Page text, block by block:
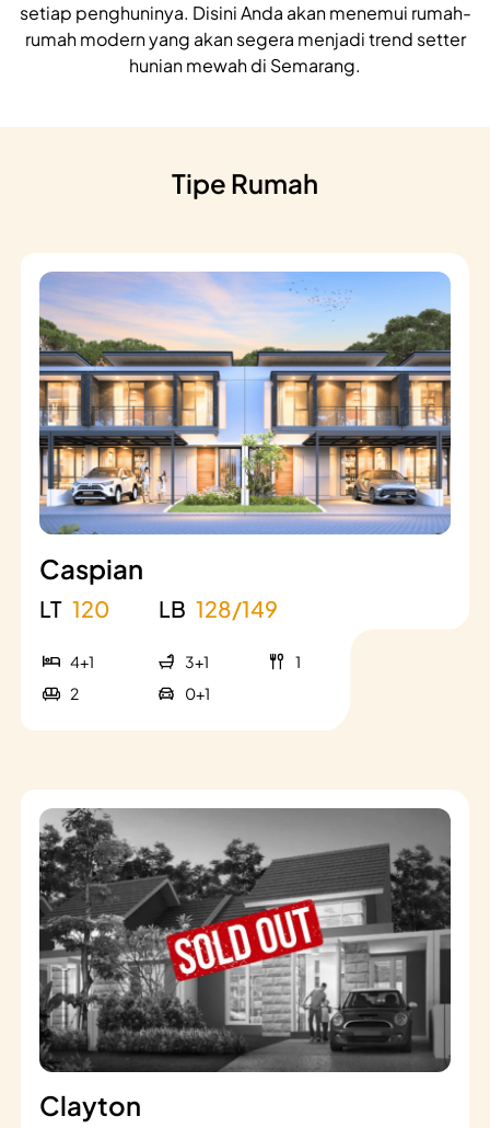
setiap penghuninya. Disini Anda akan menemui rumah-
rumah modern yang akan segera menjadi trend setter
hunian mewah di Semarang.
Tipe Rumah
Caspian
LT 120 LB 128/149
4+1 3+1
1
2
0+1
Clayton